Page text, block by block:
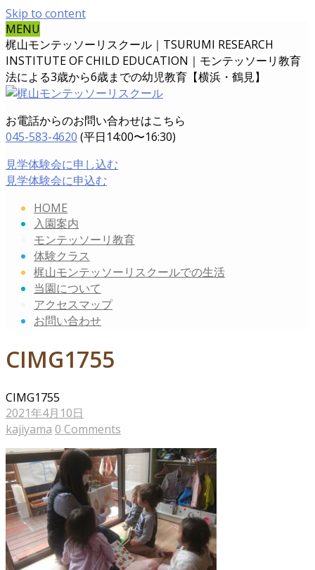
Skip to content
MENU
梶山モンテッソーリスクール｜TSURUMI RESEARCH
INSTITUTE OF CHILD EDUCATION｜ モンテッソーリ教育
法による3歳から6歳までの幼児教育【横浜・鶴見】
お電話からのお問い合わせはこちら
045-583-4620 (平日14:00〜16:30)
見学体験会に申し込む
見学体験会に申込む
HOME
入園案内
モンテッソーリ教育
体験クラス
梶山モンテッソーリスクールでの生活
当園について
アクセスマップ
お問い合わせ
CIMG1755
CIMG1755
2021年4月10日
kajiyama 0 Comments